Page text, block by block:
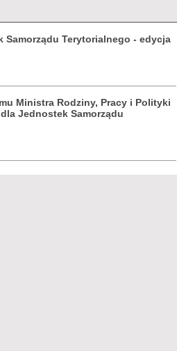
Terytorialnego - edycja
Ministra Rodziny, Pracy i Polityki
Jednostek Samorządu